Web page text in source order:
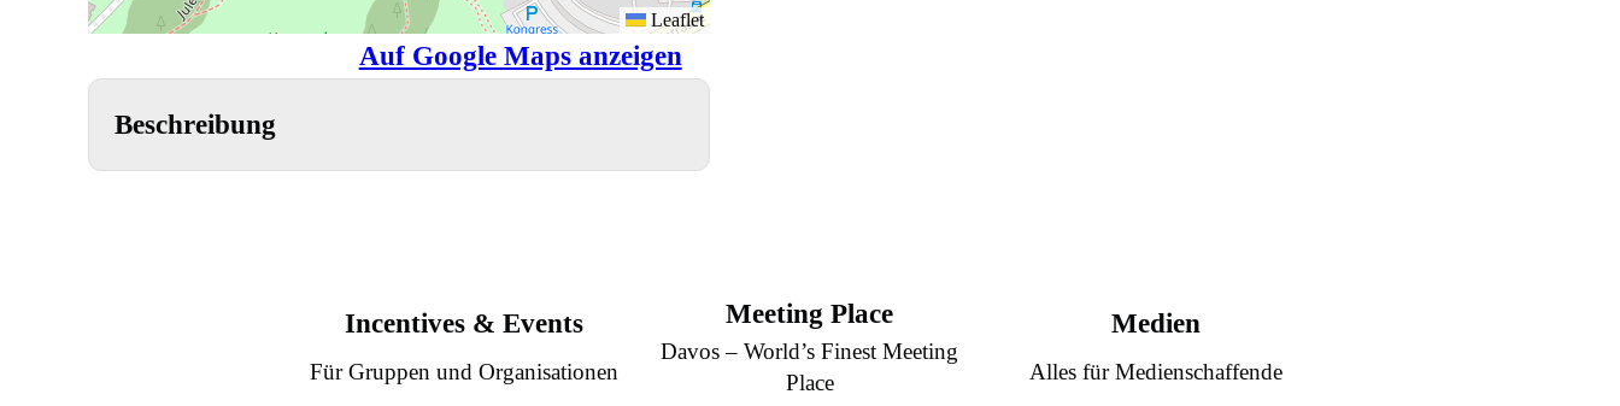
Leaflet
Auf Google Maps anzeigen
Beschreibung
Incentives & Events
Für Gruppen und Organisationen
Meeting Place
Davos – World’s Finest Meeting
Place
Medien
Alles für Medienschaffende